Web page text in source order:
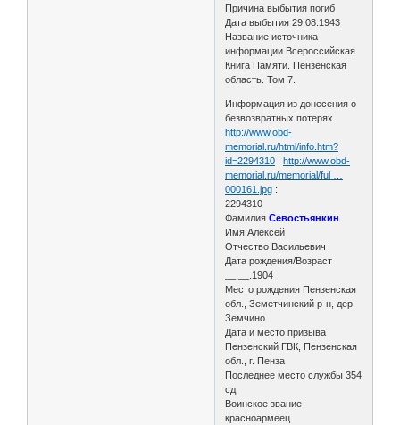
Причина выбытия погиб
Дата выбытия 29.08.1943
Название источника
информации Всероссийская
Книга Памяти. Пензенская
область. Том 7.
Информация из донесения о
безвозвратных потерях
http://www.obd-
memorial.ru/html/info.htm?
id=2294310 ,http://www.obd-
memorial.ru/memorial/ful …
000161.jpg :
2294310
ФамилияСевостьянкин
Имя Алексей
Отчество Васильевич
Дата рождения/Возраст
__.__.1904
Место рождения Пензенская
обл., Земетчинский р-н, дер.
Земчино
Дата и место призыва
Пензенский ГВК, Пензенская
обл., г. Пенза
Последнее место службы 354
сд
Воинское звание
красноармеец